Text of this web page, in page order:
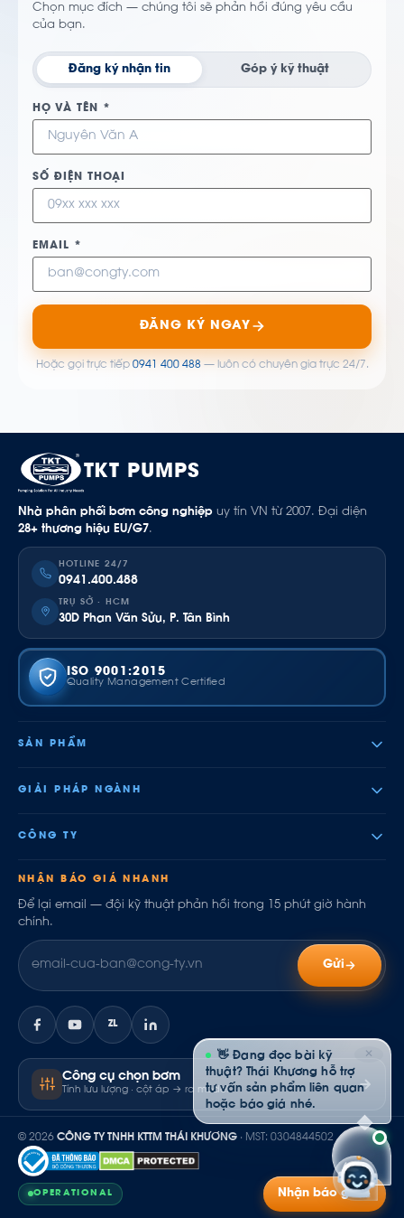
Chọn mục đích — chúng tôi sẽ phản hồi đúng yêu cầu
của bạn.
Đăng ký nhận tin Góp ý kỹ thuật
HỌ VÀ TÊN *
SỐ ĐIỆN THOẠI
EMAIL *
ĐĂNG KÝ NGAY
Hoặc gọi trực tiếp 0941 400 488— luôn có chuyên gia trực 24/7.
TKT PUMPS
Nhà phân phối bơm công nghiệp uy tín VN từ 2007. Đại diện
28+ thương hiệu EU/G7.
HOTLINE 24/7
0941.400.488
TRỤ SỞ · HCM
30D Phan Văn Sửu, P. Tân Bình
ISO 9001:2015
Quality Management Certified
SẢN PHẨM
GIẢI PHÁP NGÀNH
CÔNG TY
NHẬN BÁO GIÁ NHANH
Để lại email — đội kỹ thuật phản hồi trong 15 phút giờ hành
chính.
Gửi
ZL
Công cụ chọn bơm
Tính lưu lượng · cột áp → ra model
© 2026 CÔNG TY TNHH KTTM THÁI KHƯƠNG · MST: 0304844502
OPERATIONAL Nhận báo giá
✕
👋 Đang đọc bài kỹ
thuật? Thái Khương hỗ trợ
tư vấn sản phẩm liên quan
hoặc báo giá nhé.